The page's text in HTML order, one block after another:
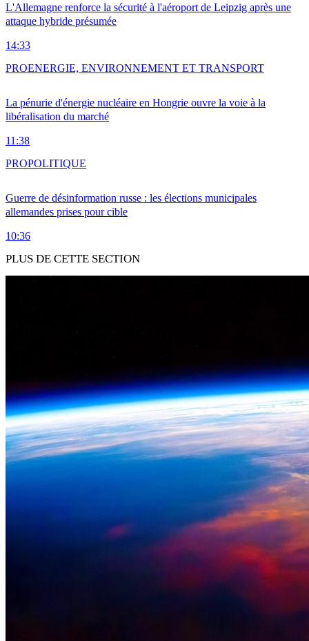
L'Allemagne renforce la sécurité à l'aéroport de Leipzig après une
attaque hybride présumée
14:33
La pénurie d'énergie nucléaire en Hongrie ouvre la voie à la
libéralisation du marché
11:38
PROENERGIE, ENVIRONNEMENT ET TRANSPORT
Guerre de désinformation russe : les élections municipales
allemandes prises pour cible
10:36
PROPOLITIQUE
PLUS DE CETTE SECTION